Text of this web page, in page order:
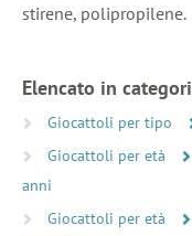
stirene, polipropilene.
Elencato in
Giocattoli per tipo
Giocattoli per età
anni
Giocattoli per età